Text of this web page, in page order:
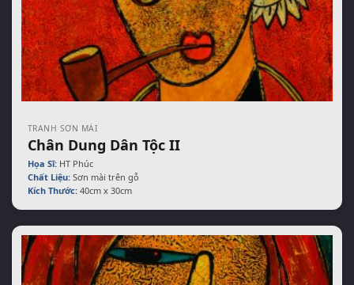
TRANH SƠN MÀI
Chân Dung Dân Tộc II
Họa Sĩ:HT Phúc
Chất Liệu:Sơn mài trên gỗ
Kích Thước:40cm x 30cm